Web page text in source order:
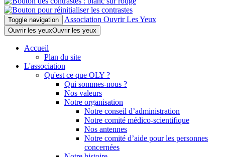
Toggle navigation Association Ouvrir Les Yeux
Ouvrir les yeuxOuvrir les yeux
Accueil
Plan du site
L'association
Qu'est ce que OLY ?
Qui sommes-nous ?
Nos valeurs
Notre organisation
Notre conseil d’administration
Notre comité médico-scientifique
Nos antennes
Notre comité d’aide pour les personnes
concernées